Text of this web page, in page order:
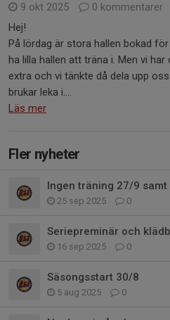
9 okt 2025
0 kommentarer
Hej!
På lördag är stora hallen bokad
ha lilla hallen att träna i. Men vi
extra och vi tänkte då dela upp
brukar leka i....
Läs mer
Fler nyheter
Ingen träning 27/9
25 sep 2025 0
Seriepreminär och
16 sep 2025 0
Säsongsstart 30/8
5 aug 2025 0